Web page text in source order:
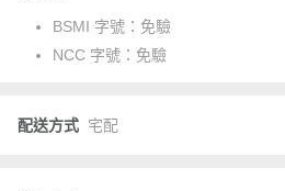
BSMI 字號： 免驗
NCC 字號： 免驗
配送方式 宅配